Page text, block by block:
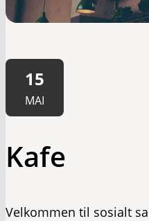
15
MAI
Kafe
Velkommen til sosialt